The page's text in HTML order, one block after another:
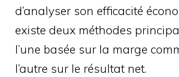
d’analyser son efficacité
existe deux méthodes
l’une basée sur la marge
l’autre sur le résultat net.